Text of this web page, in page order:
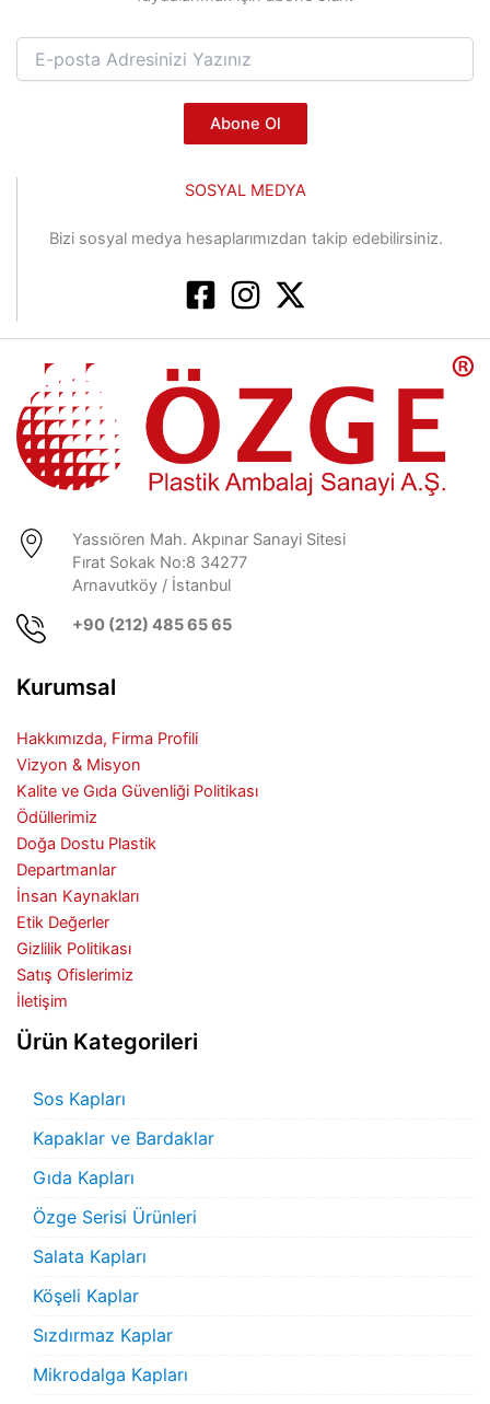
Abone Ol
SOSYAL MEDYA
Bizi sosyal medya hesaplarımızdan takip edebilirsiniz.
Yassıören Mah. Akpınar Sanayi Sitesi
Fırat Sokak No:8 34277
Arnavutköy / İstanbul
+90 (212) 485 65 65
Kurumsal
Hakkımızda, Firma Profili
Vizyon & Misyon
Kalite ve Gıda Güvenliği Politikası
Ödüllerimiz
Doğa Dostu Plastik
Departmanlar
İnsan Kaynakları
Etik Değerler
Gizlilik Politikası
Satış Ofislerimiz
İletişim
Ürün Kategorileri
Sos Kapları
Kapaklar ve Bardaklar
Gıda Kapları
Özge Serisi Ürünleri
Salata Kapları
Köşeli Kaplar
Sızdırmaz Kaplar
Mikrodalga Kapları